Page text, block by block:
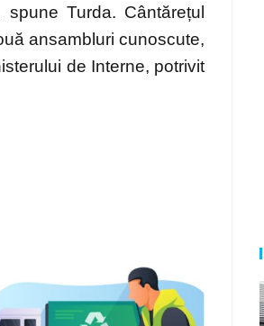
spune Turda. Cântărețul
ansambluri cunoscute,
de Interne, potrivit